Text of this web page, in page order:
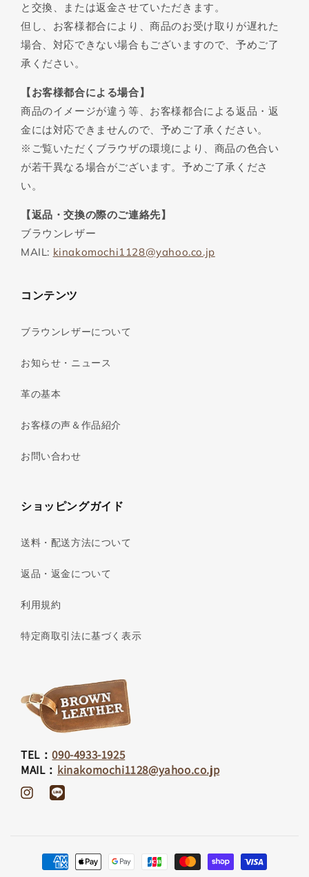
と交換、または返金させていただきます。
但し、お客様都合により、商品のお受け取りが遅れた
場合、対応できない場合もございますので、予めご了
承ください。
【お客様都合による場合】
商品のイメージが違う等、お客様都合による返品・返
金には対応できませんので、予めご了承ください。
※ご覧いただくブラウザの環境により、商品の色合い
が若干異なる場合がございます。予めご了承くださ
い。
【返品・交換の際のご連絡先】
ブラウンレザー
MAIL: kinakomochi1128@yahoo.co.jp
コンテンツ
ブラウンレザーについて
お知らせ・ニュース
革の基本
お客様の声＆作品紹介
お問い合わせ
ショッピングガイド
送料・配送方法について
返品・返金について
利用規約
特定商取引法に基づく表示
TEL：090-4933-1925
MAIL： kinakomochi1128@yahoo.co.jp
InstagramTranslation
決
済